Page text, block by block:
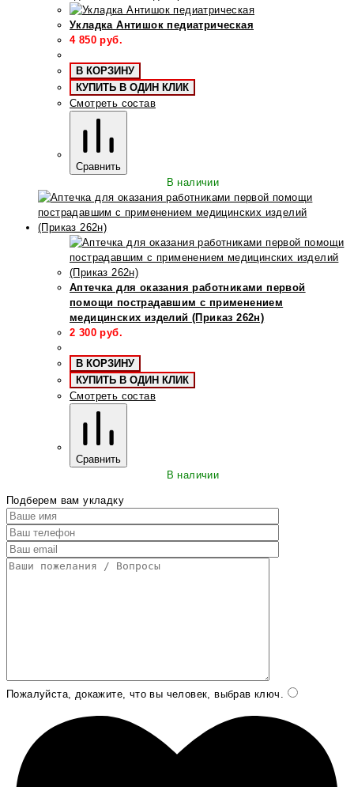
Укладка Антишок педиатрическая
4 850 руб.
В КОРЗИНУ
КУПИТЬ В ОДИН КЛИК
Смотреть состав
Сравнить
В наличии
Аптечка для оказания работниками первой
помощи пострадавшим с применением
медицинских изделий (Приказ 262н)
2 300 руб.
В КОРЗИНУ
КУПИТЬ В ОДИН КЛИК
Смотреть состав
Сравнить
В наличии
Подберем вам укладку
Пожалуйста, докажите, что вы человек, выбрав ключ .